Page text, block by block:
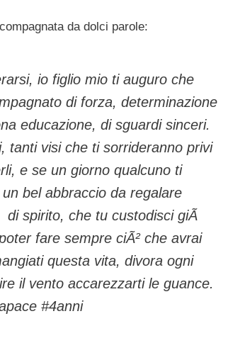
da dolci parole:
io figlio mio ti auguro che
di forza, determinazione
educazione, di sguardi sinceri.
tanti visi che ti sorrideranno privi
e se un giorno qualcuno ti
bel abbraccio da regalare
spirito, che tu custodisci giÃ
fare sempre ciÃ² che avrai
questa vita, divora ogni
il vento accarezzarti le guance.
#4anni